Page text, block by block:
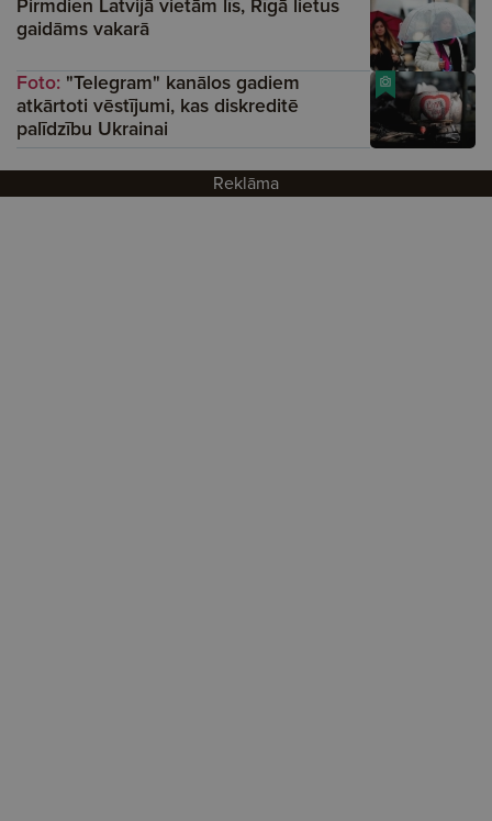
gaidāms vakarā
Foto: "Telegram" kanālos gadiem
atkārtoti vēstījumi, kas diskreditē
palīdzību Ukrainai
Reklāma